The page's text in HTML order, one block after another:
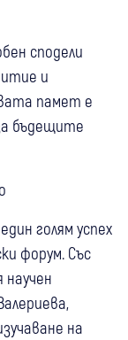
сподели
и
памет е
бъдещите
голям успех
форум. Със
на